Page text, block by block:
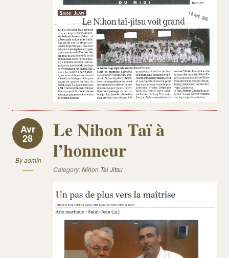
Avr
28
Byadmin
Le Nihon Taï à
l’honneur
Category:Nihon Tai Jitsu